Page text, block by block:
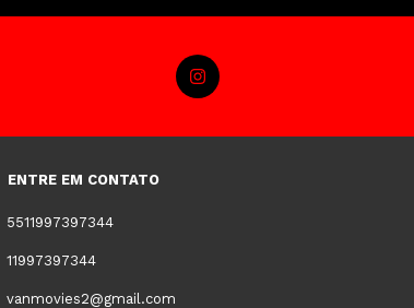
ENTRE EM CONTATO
5511997397344
11997397344
vanmovies2@gmail.com